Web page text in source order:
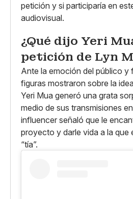
petición y si participaría en
audiovisual.
¿Qué dijo Yeri
petición de Lyn
Ante la emoción del público y
figuras mostraron sobre la
Yeri Mua generó una grata
medio de sus transmisiones
influencer señaló que le
proyecto y darle vida a la que
“tía”.